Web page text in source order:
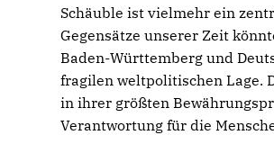
Schäuble ist vielmehr ein
Gegensätze unserer Zeit
Baden-Württemberg und
fragilen weltpolitischen Lage.
in ihrer größten
Verantwortung für die